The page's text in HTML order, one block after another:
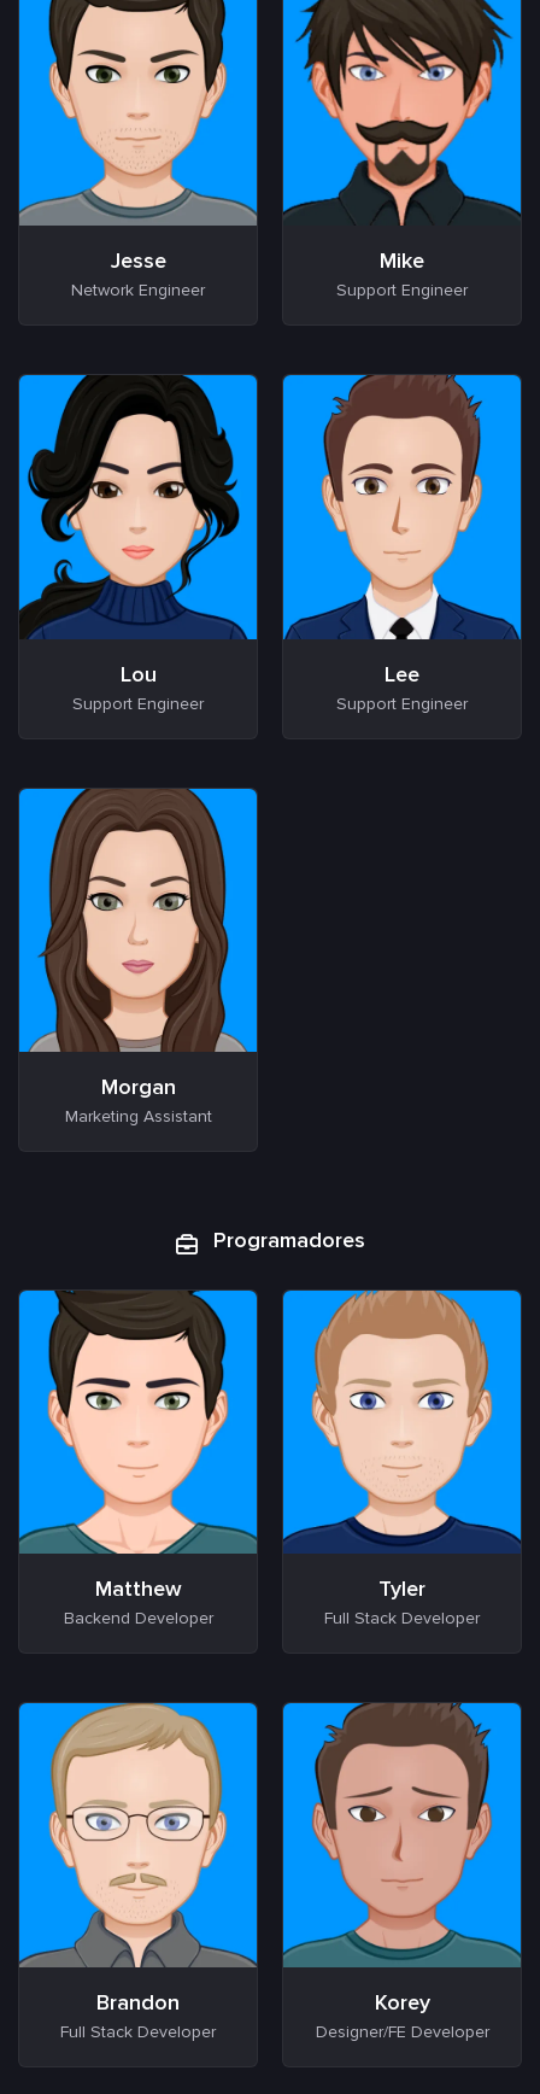
Jesse
Network Engineer
Mike
Support Engineer
Lou
Support Engineer
Lee
Support Engineer
Morgan
Marketing Assistant
Programadores
Matthew
Backend Developer
Tyler
Full Stack Developer
Brandon
Full Stack Developer
Korey
Designer/FE Developer